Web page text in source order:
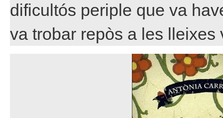
dificultós periple que va
va trobar repòs a les lleixes